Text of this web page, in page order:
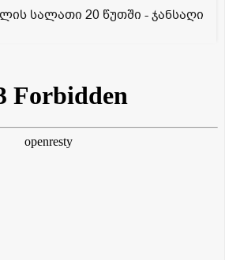
სალათი 20 წუთში - ჯანსაღი